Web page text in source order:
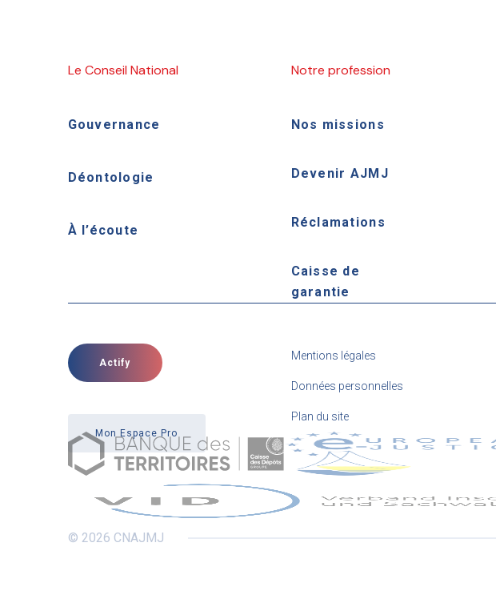
Le Conseil National
Gouvernance
Déontologie
À l’écoute
Notre profession
Nos missions
Devenir AJMJ
Réclamations
Caisse de
garantie
Actify
Mon Espace Pro
Mentions légales
Données personnelles
Plan du site
© 2026 CNAJMJ